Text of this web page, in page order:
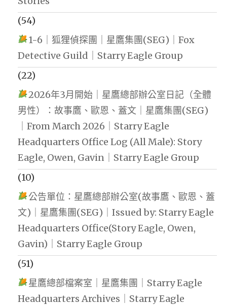
(54)
1-6｜狐狸偵探團｜星鷹集團(SEG)｜Fox
Detective Guild｜Starry Eagle Group
(22)
2026年3月開始｜星鷹總部辦公室日記（全體
男性）：故事鷹、歐恩、蓋文｜星鷹集團(SEG)
｜From March 2026｜Starry Eagle
Headquarters Office Log (All Male): Story
Eagle, Owen, Gavin｜Starry Eagle Group
(10)
公告單位：星鷹總部辦公室(故事鷹、歐恩、蓋
文)｜星鷹集團(SEG)｜Issued by: Starry Eagle
Headquarters Office(Story Eagle, Owen,
Gavin)｜Starry Eagle Group
(51)
星鷹總部檔案室｜星鷹集團｜Starry Eagle
Headquarters Archives｜Starry Eagle